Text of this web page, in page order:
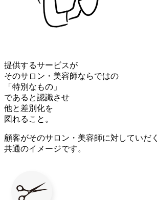
提供するサービスが
そのサロン・美容師ならではの
「特別なもの」
であると認識させ
他と差別化を
図れること。
顧客がそのサロン・美容師に対していだく
共通のイメージです。